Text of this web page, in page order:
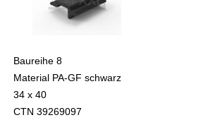
Baureihe 8
Material PA-GF schwarz
34 x 40
CTN 39269097